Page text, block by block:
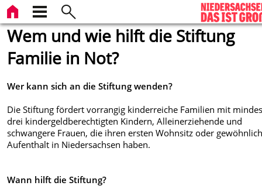
Wem und wie hilft die Stiftung
Familie in Not?
Wer kann sich an die Stiftung wenden?
Die Stiftung fördert vorrangig kinderreiche Familien mit
drei kindergeldberechtigten Kindern, Alleinerziehende und
schwangere Frauen, die ihren ersten Wohnsitz oder
Aufenthalt in Niedersachsen haben.
Wann hilft die Stiftung?